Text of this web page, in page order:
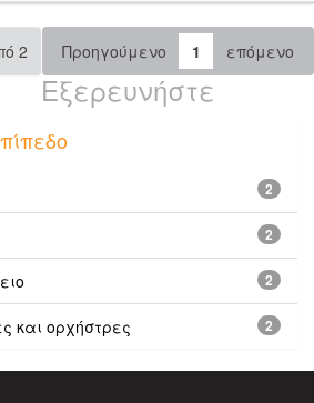
2 Προηγούμενο 1 επόμενο
Εξερευνήστε
2
2
2
2
και ορχήστρες